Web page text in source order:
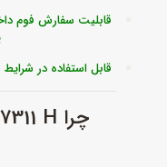
قابلیت سفارش فوم
قابل استفاده در